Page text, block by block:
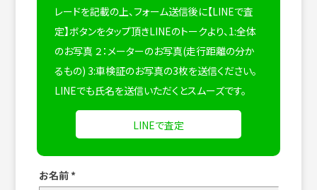
レードを記載の上、フォーム送信後に【LINEで査
定】ボタンをタップ頂きLINEのトークより、1:全体
のお写真 ２：メーターのお写真(走行距離の分か
るもの) 3:車検証のお写真の3枚を送信ください。
LINEでも氏名を送信いただくとスムーズです。
LINEで査定
お名前 *